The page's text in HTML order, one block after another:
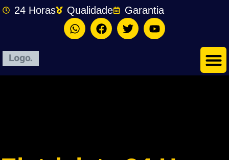
24 Horas Qualidade Garantia